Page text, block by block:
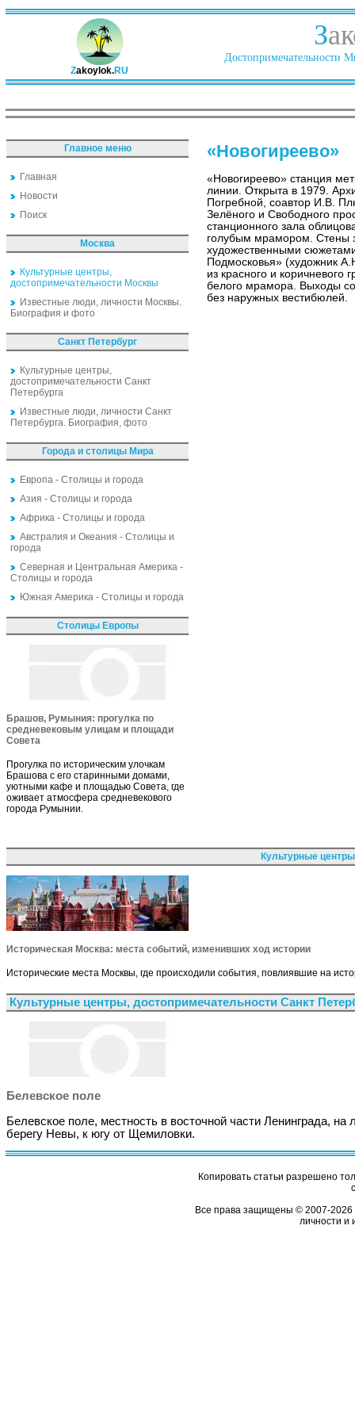
Zakoylok.RU
З
Достопримечательности
Главное меню
Главная
Новости
Поиск
Москва
Культурные центры,
достопримечательности Москвы
Известные люди, личности Москвы.
Биография и фото
Санкт Петербург
Культурные центры,
достопримечательности Санкт
Петербурга
Известные люди, личности Санкт
Петербурга. Биография, фото
Города и столицы Мира
Европа - Столицы и города
Азия - Столицы и города
Африка - Столицы и города
Австралия и Океания - Столицы и
города
Северная и Центральная Америка -
Столицы и города
Южная Америка - Столицы и города
Столицы Европы
Брашов, Румыния: прогулка по
средневековым улицам и площади
Совета
Прогулка по историческим улочкам
Брашова с его старинными домами,
уютными кафе и площадью Совета, где
оживает атмосфера средневекового
города Румынии.
«Новогиреево»
«Новогиреево» станция
линии. Открыта в 1979.
Погребной, соавтор И.В.
Зелёного и Свободного
станционного зала
голубым мрамором.
художественными
Подмосковья» (художник
из красного и
белого мрамора. Выходы
без наружных вестибюлей.
Культурные
Историческая Москва: места событий, изменивших ход истории
Исторические места Москвы, где происходили события, повлиявшие на
Культурные центры, достопримечательности Санкт
Белевское поле
Белевское поле, местность в восточной части Ленинграда, на
берегу Невы, к югу от Щемиловки.
Копировать статьи разрешено
Все права защищены © 2007-2026
личности и